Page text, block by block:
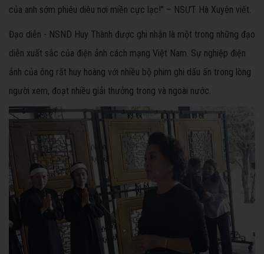
của anh sớm phiêu diêu nơi miền cực lạc!" – NSƯT Hà Xuyên viết.
Đạo diễn - NSND Huy Thành được ghi nhận là một trong những đạo
diễn xuất sắc của điện ảnh cách mạng Việt Nam. Sự nghiệp điện
ảnh của ông rất huy hoàng với nhiều bộ phim ghi dấu ấn trong lòng
người xem, đoạt nhiều giải thưởng trong và ngoài nước.